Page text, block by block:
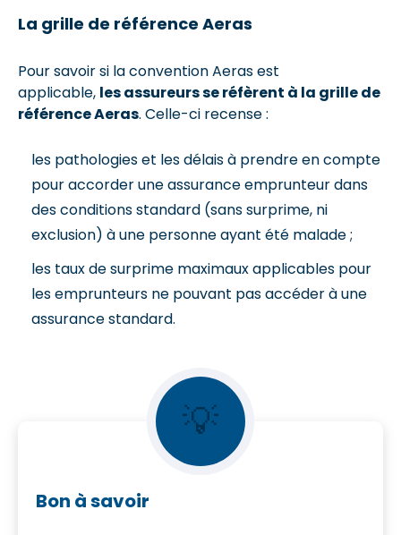
La grille de référence Aeras
Pour savoir si la convention Aeras est
applicable, les assureurs se réfèrent à la grille de
référence Aeras. Celle-ci recense :
les pathologies et les délais à prendre en compte
pour accorder une assurance emprunteur dans
des conditions standard (sans surprime, ni
exclusion) à une personne ayant été malade ;
les taux de surprime maximaux applicables pour
les emprunteurs ne pouvant pas accéder à une
assurance standard.
💡
Bon à savoir